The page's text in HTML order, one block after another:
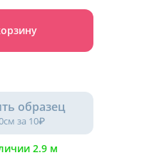
образец
за 10₽
2.9 м